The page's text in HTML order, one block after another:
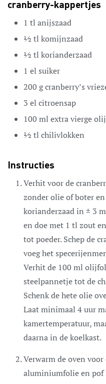
cranberry-kappertjes
1 tl anijszaad
½ tl komijnzaad
½ tl korianderzaad
1 el suiker
200 gcranberry’s
3 el citroensap
100 ml extra vierge
½ tl chilivlokken
Instructies
Verhit voor de
zonder olie of boter
korianderzaad in ± 3
en doe met 1 tl zout
tot poeder. Schep de
voeg het
Verhit de 100 ml
steelpannetje tot de
Schenk de hete olie
Laat minimaal 4 uur
kamertemperatuur,
daarna in de koelkast.
Verwarm de oven
aluminiumfolie en pof